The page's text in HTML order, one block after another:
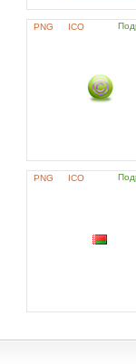
PNG ICO
PNG ICO